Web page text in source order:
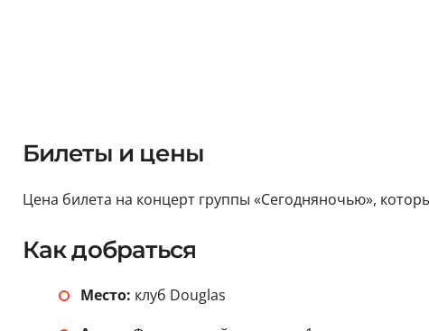
Билеты и цены
Цена билета на концерт группы «Сегодняночью»,
Как добраться
Место: клуб Douglas